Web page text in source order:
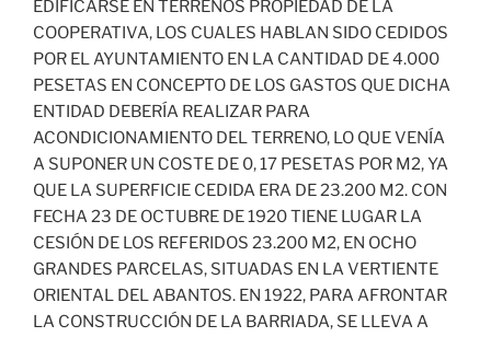
EDIFICARSE EN TERRENOS PROPIEDAD DE LA
COOPERATIVA, LOS CUALES HABLAN SIDO CEDIDOS
POR EL AYUNTAMIENTO EN LA CANTIDAD DE 4.000
PESETAS EN CONCEPTO DE LOS GASTOS QUE DICHA
ENTIDAD DEBERÍA REALIZAR PARA
ACONDICIONAMIENTO DEL TERRENO, LO QUE VENÍA
A SUPONER UN COSTE DE 0, 17 PESETAS POR M2, YA
QUE LA SUPERFICIE CEDIDA ERA DE 23.200 M2. CON
FECHA 23 DE OCTUBRE DE 1920 TIENE LUGAR LA
CESIÓN DE LOS REFERIDOS 23.200 M2, EN OCHO
GRANDES PARCELAS, SITUADAS EN LA VERTIENTE
ORIENTAL DEL ABANTOS. EN 1922, PARA AFRONTAR
LA CONSTRUCCIÓN DE LA BARRIADA, SE LLEVA A